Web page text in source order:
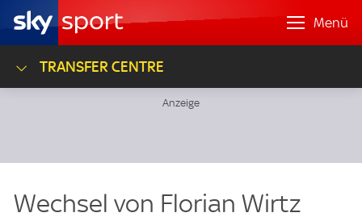
Menü
TRANSFER CENTRE
Wechsel von Florian Wirtz